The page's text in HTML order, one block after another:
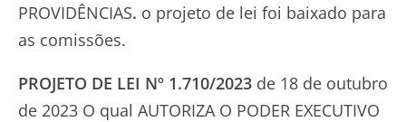
PROVIDÊNCIAS. o projeto de lei foi baixado para
as comissões.
PROJETO DE LEI Nº 1.710/2023 de 18 de outubro
de 2023 O qual AUTORIZA O PODER EXECUTIVO